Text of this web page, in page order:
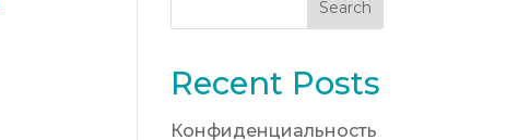
Recent Posts
Конфиденциальность